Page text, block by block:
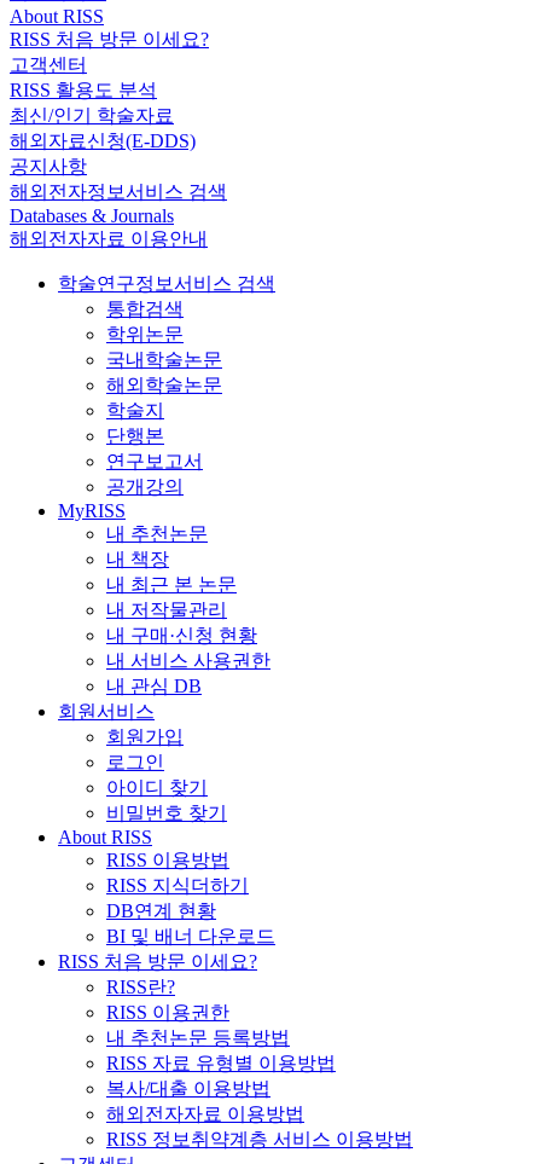
About RISS
RISS 처음 방문 이세요?
고객센터
RISS 활용도 분석
최신/인기 학술자료
해외자료신청(E-DDS)
공지사항
해외전자정보서비스 검색
Databases & Journals
해외전자자료 이용안내
학술연구정보서비스 검색
통합검색
학위논문
국내학술논문
해외학술논문
학술지
단행본
연구보고서
공개강의
MyRISS
내 추천논문
내 책장
내 최근 본 논문
내 저작물관리
내 구매·신청 현황
내 서비스 사용권한
내 관심 DB
회원서비스
회원가입
로그인
아이디 찾기
비밀번호 찾기
About RISS
RISS 이용방법
RISS 지식더하기
DB연계 현황
BI 및 배너 다운로드
RISS 처음 방문 이세요?
RISS란?
RISS 이용권한
내 추천논문 등록방법
RISS 자료 유형별 이용방법
복사/대출 이용방법
해외전자자료 이용방법
RISS 정보취약계층 서비스 이용방법